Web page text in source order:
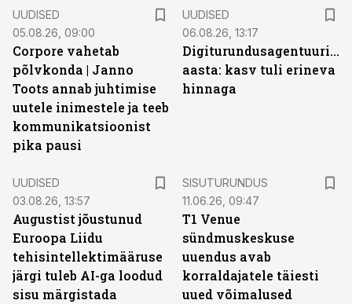
UUDISED
05.08.26, 09:00
Corpore vahetab
põlvkonda | Janno
Toots annab juhtimise
uutele inimestele ja teeb
kommunikatsioonist
pika pausi
UUDISED
06.08.26, 13:17
Digiturundusagentuuride
aasta: kasv tuli erineva
hinnaga
UUDISED
03.08.26, 13:57
Augustist jõustunud
Euroopa Liidu
tehisintellektimääruse
järgi tuleb AI-ga loodud
sisu märgistada
SISUTURUNDUS
11.06.26, 09:47
T1 Venue
sündmuskeskuse
uuendus avab
korraldajatele täiesti
uued võimalused